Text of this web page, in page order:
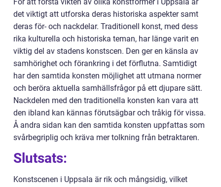
det viktigt att utforska deras historiska aspekter samt
deras för- och nackdelar. Traditionell konst, med dess
rika kulturella och historiska teman, har länge varit en
viktig del av stadens konstscen. Den ger en känsla av
samhörighet och förankring i det förflutna. Samtidigt
har den samtida konsten möjlighet att utmana normer
och beröra aktuella samhällsfrågor på ett djupare sätt.
Nackdelen med den traditionella konsten kan vara att
den ibland kan kännas förutsägbar och tråkig för vissa.
Å andra sidan kan den samtida konsten uppfattas som
svårbegriplig och kräva mer tolkning från betraktaren.
Slutsats:
Konstscenen i Uppsala är rik och mångsidig, vilket